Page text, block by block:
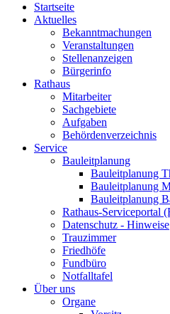
Startseite
Aktuelles
Bekanntmachungen
Veranstaltungen
Stellenanzeigen
Bürgerinfo
Rathaus
Mitarbeiter
Sachgebiete
Aufgaben
Behördenverzeichnis
Service
Bauleitplanung
Bauleitplanung
Bauleitplanung
Bauleitplanung
Rathaus-Serviceportal
Datenschutz - Hinweise
Trauzimmer
Friedhöfe
Fundbüro
Notfalltafel
Über uns
Organe